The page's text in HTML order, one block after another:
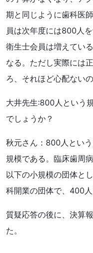
期と同じように歯科医
員は次年度には800人
衛生士会員は増えてい
なる。ただし実際には
ろ、それほど心配ない
大井先生:800人という
でしょうか？
秋元さん：800人とい
規模である。臨床歯周
以下の小規模の団体と
科開業の団体で、400人
質疑応答の後に、決算
た。